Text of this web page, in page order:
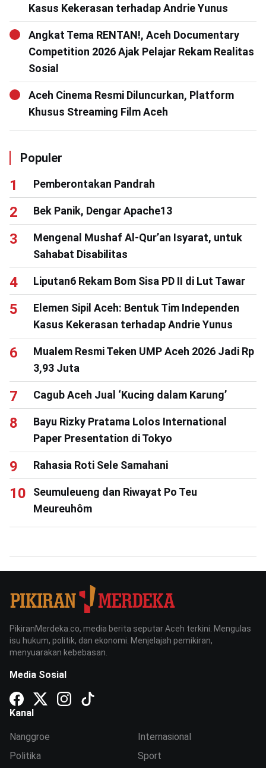
Kasus Kekerasan terhadap Andrie Yunus
Angkat Tema RENTAN!, Aceh Documentary
Competition 2026 Ajak Pelajar Rekam Realitas
Sosial
Aceh Cinema Resmi Diluncurkan, Platform
Khusus Streaming Film Aceh
Populer
Pemberontakan Pandrah
Bek Panik, Dengar Apache13
Mengenal Mushaf Al-Qur’an Isyarat, untuk
Sahabat Disabilitas
Liputan6 Rekam Bom Sisa PD II di Lut Tawar
Elemen Sipil Aceh: Bentuk Tim Independen
Kasus Kekerasan terhadap Andrie Yunus
Mualem Resmi Teken UMP Aceh 2026 Jadi Rp
3,93 Juta
Cagub Aceh Jual ‘Kucing dalam Karung’
Bayu Rizky Pratama Lolos International
Paper Presentation di Tokyo
Rahasia Roti Sele Samahani
Seumuleueng dan Riwayat Po Teu
Meureuhôm
PikiranMerdeka.co, media berita seputar Aceh terkini. Mengulas
isu hukum, politik, dan ekonomi. Menjelajah pemikiran,
menyuarakan kebebasan.
Media Sosial
Kanal
Nanggroe
Politika
Internasional
Sport